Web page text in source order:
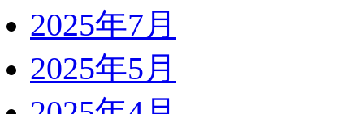
2025年7月
2025年5月